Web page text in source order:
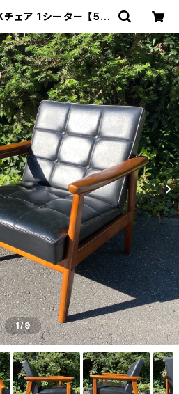
ェア 1シーター 【50
| 新宿区神楽坂の
ルショップ・古着
1/9